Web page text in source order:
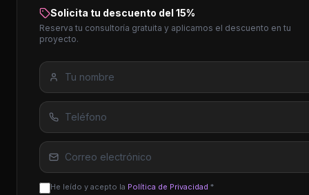
Solicita tu descuento del 15%
Reserva tu consultoría gratuita y aplicamos el descuento en tu
proyecto.
He leído y acepto la Política de Privacidad *